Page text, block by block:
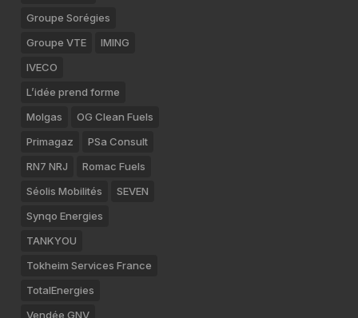
Groupe Sorégies
Groupe VTE
IMING
IVECO
L’idée prend forme
Molgas
OG Clean Fuels
Primagaz
PSa Consult
RN7 NRJ
Romac Fuels
Séolis Mobilités
SEVEN
Synqo Energies
TANKYOU
Tokheim Services France
TotalEnergies
Vendée GNV